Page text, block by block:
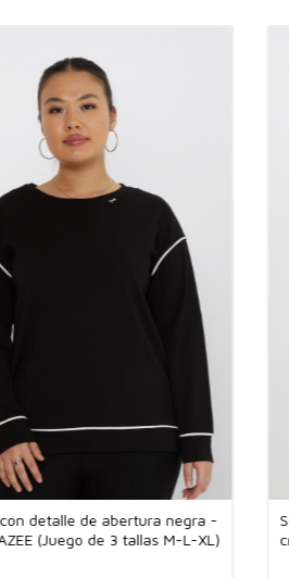
detalle de abertura negra -
(Juego de 3 tallas M-L-XL)